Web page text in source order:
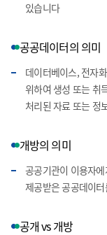
있습니다
공공데이터의 의미
데이터베이스, 전자
위하여 생성 또는 취
처리된 자료 또는 정
개방의 의미
공공기관이 이용자
제공받은 공공데이
공개 vs 개방